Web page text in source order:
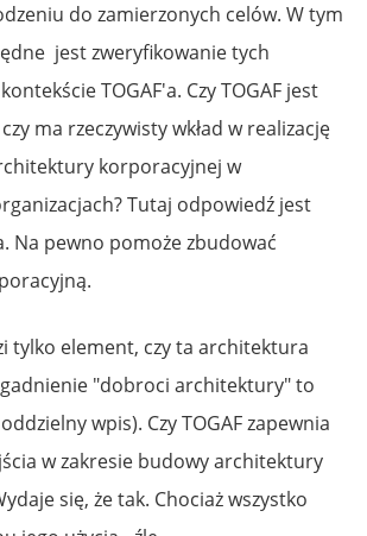
do zamierzonych celów. W tym
jest zweryfikowanie tych
TOGAF'a. Czy TOGAF jest
ma rzeczywisty wkład w realizację
korporacyjnej w
Tutaj odpowiedź jest
Na pewno pomoże zbudować
tylko element, czy ta architektura
"dobroci architektury" to
wpis). Czy TOGAF zapewnia
w zakresie budowy architektury
się, że tak. Chociaż wszystko